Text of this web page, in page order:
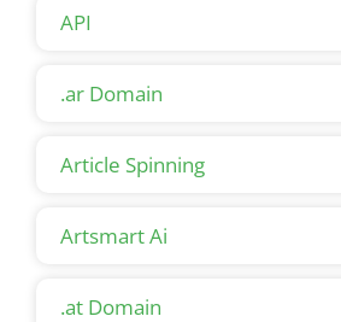
API
.ar Domain
Article Spinning
Artsmart Ai
.at Domain